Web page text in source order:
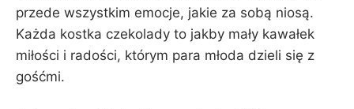
przede wszystkim emocje, jakie za sobą niosą.
Każda kostka czekolady to jakby mały kawałek
miłości i radości, którym para młoda dzieli się z
gośćmi.